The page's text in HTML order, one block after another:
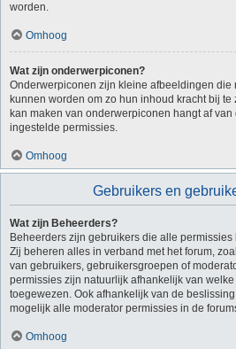
worden.
Omhoog
Wat zijn onderwerpiconen?
Onderwerpiconen zijn kleine afbeeldingen die
kunnen worden om zo hun inhoud kracht bij
kan maken van onderwerpiconen hangt af
ingestelde permissies.
Omhoog
Gebruikers en
Wat zijn Beheerders?
Beheerders zijn gebruikers die alle
Zij beheren alles in verband met het forum,
van gebruikers, gebruikersgroepen of
permissies zijn natuurlijk afhankelijk van
toegewezen. Ook afhankelijk van de
mogelijk alle moderator permissies in de
Omhoog